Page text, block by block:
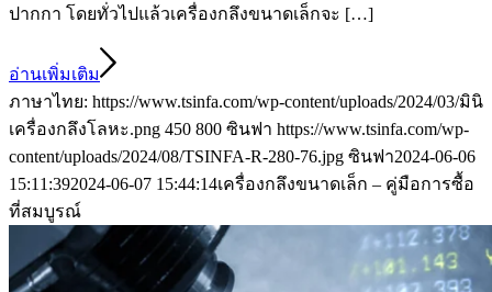
ปากกา โดยทั่วไปแล้วเครื่องกลึงขนาดเล็กจะ […]
อ่านเพิ่มเติม
ภาษาไทย: https://www.tsinfa.com/wp-content/uploads/2024/03/มินิ
เครื่องกลึงโลหะ.png 450 800 ซินฟา https://www.tsinfa.com/wp-
content/uploads/2024/08/TSINFA-R-280-76.jpg ซินฟา2024-06-06
15:11:392024-06-07 15:44:14เครื่องกลึงขนาดเล็ก – คู่มือการซื้อ
ที่สมบูรณ์